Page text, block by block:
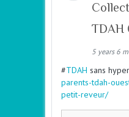
TDAH
5 years 6
#TDAH sans
parents-tdah-
petit-reveur/